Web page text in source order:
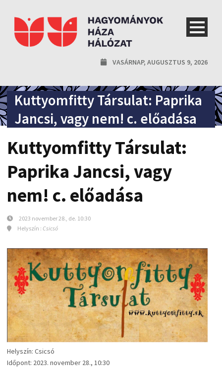
VASÁRNAP, AUGUSZTUS 9, 2026
Kuttyomfitty Társulat: Paprika
Jancsi, vagy nem! c. előadása
Kuttyomfitty Társulat:
Paprika Jancsi, vagy
nem! c. előadása
2023 november 28., de. 10:30
Helyszín : Csicsó
Helyszín: Csicsó
Időpont: 2023. november 28., 10:30